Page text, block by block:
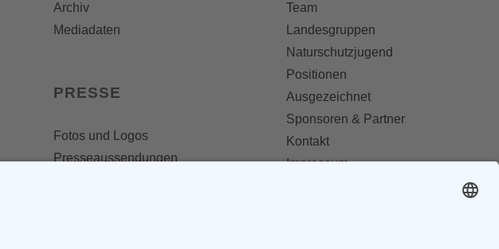
Archiv
Mediadaten
PRESSE
Fotos und Logos
Presseaussendungen
Team
Landesgruppen
Naturschutzjugend
Positionen
Ausgezeichnet
Sponsoren & Partner
Kontakt
Impressum